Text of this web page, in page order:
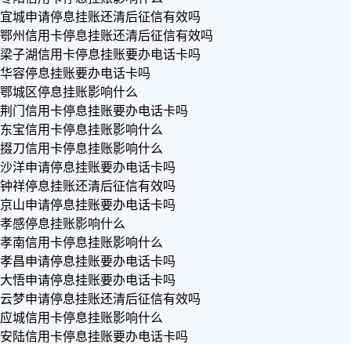
宜城申请停息挂账还清后征信有效吗
鄂州信用卡停息挂账还清后征信有效吗
梁子湖信用卡停息挂账要办电话卡吗
华容停息挂账要办电话卡吗
鄂城区停息挂账影响什么
荆门信用卡停息挂账要办电话卡吗
东宝信用卡停息挂账影响什么
掇刀信用卡停息挂账影响什么
沙洋申请停息挂账要办电话卡吗
钟祥停息挂账还清后征信有效吗
京山申请停息挂账要办电话卡吗
孝感停息挂账影响什么
孝南信用卡停息挂账影响什么
孝昌申请停息挂账要办电话卡吗
大悟申请停息挂账要办电话卡吗
云梦申请停息挂账还清后征信有效吗
应城信用卡停息挂账影响什么
安陆信用卡停息挂账要办电话卡吗